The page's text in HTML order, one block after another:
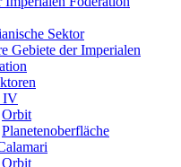
Sektor
Gebiete der Imperialen
IV
Orbit
Planetenoberfläche
Orbit